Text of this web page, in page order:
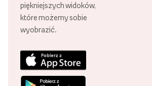
piękniejszych widoków,
które możemy sobie
wyobrazić.